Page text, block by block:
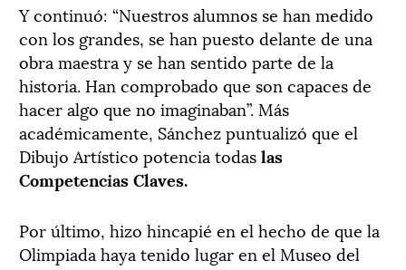
Y continuó: “Nuestros alumnos se han medido
con los grandes, se han puesto delante de una
obra maestra y se han sentido parte de la
historia. Han comprobado que son capaces de
hacer algo que no imaginaban”. Más
académicamente, Sánchez puntualizó que el
Dibujo Artístico potencia todaslas
Competencias Claves.
Por último, hizo hincapié en el hecho de que la
Olimpiada haya tenido lugar en el Museo del